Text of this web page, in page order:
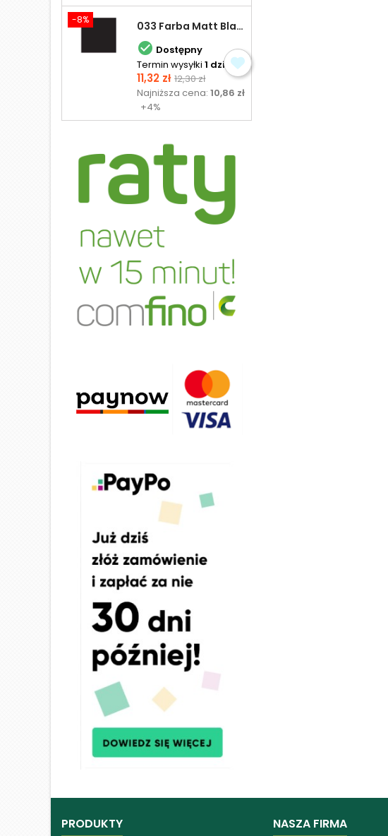
-8% 033 Farba Matt Black - olejna
 Dostępny
Termin wysyłki 1 dzień
Cena
11,32 zł Cena
podstawowa
12,30 zł
Najniższa cena:10,86 zł
+4%
PRODUKTY NASZA FIRMA